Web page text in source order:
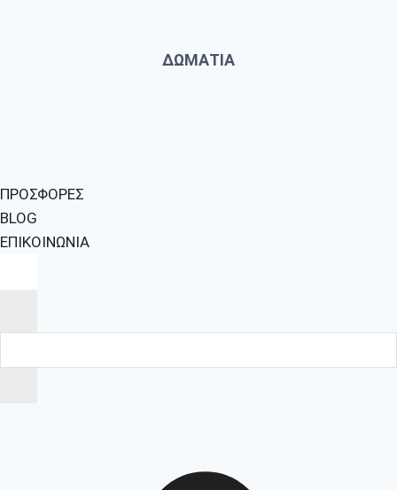
ΔΩΜΑΤΙΑ
ΠΡΟΣΦΟΡΕΣ
BLOG
ΕΠΙΚΟΙΝΩΝΙΑ